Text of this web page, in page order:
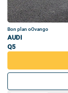
Bon plan oOvango
AUDI
Q5